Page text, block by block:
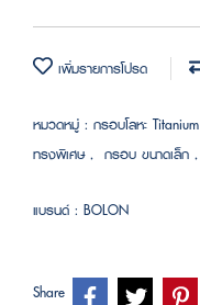
เพิ่มรายการโปรด
หมวดหมู่ : กรอบโลหะ Titanium
ทรงพิเศษ, กรอบ ขนาดเล็ก ,
แบรนด์ : BOLON
Share